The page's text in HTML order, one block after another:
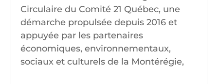
Circulaire du Comité 21 Québec, une
démarche propulsée depuis 2016 et
appuyée par les partenaires
économiques, environnementaux,
sociaux et culturels de la Montérégie,